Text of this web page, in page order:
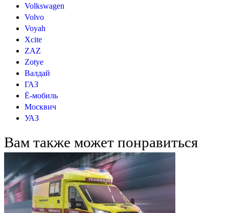
Volkswagen
Volvo
Voyah
Xcite
ZAZ
Zotye
Валдай
ГАЗ
Ё-мобиль
Москвич
УАЗ
Вам также может понравиться